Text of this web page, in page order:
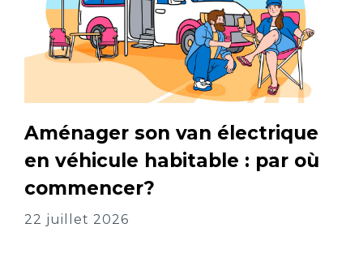
Aménager son van électrique
en véhicule habitable : par où
commencer?
22 juillet 2026